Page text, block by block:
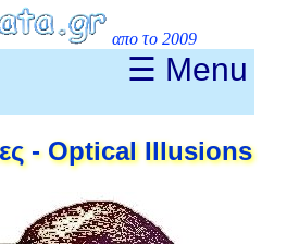
απο το 2009
☰ Menu
- Optical Illusions